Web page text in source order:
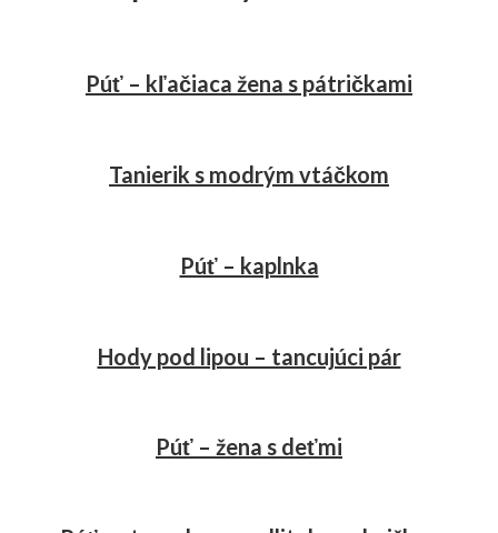
Púť – kľačiaca žena s pátričkami
Tanierik s modrým vtáčkom
Púť – kaplnka
Hody pod lipou – tancujúci pár
Púť – žena s deťmi